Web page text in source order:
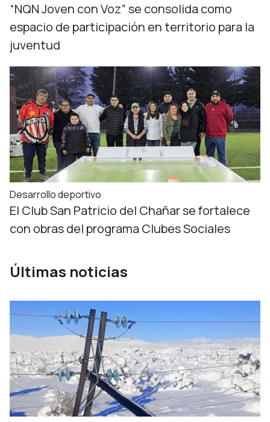
“NQN Joven con Voz” se consolida como
espacio de participación en territorio para la
juventud
Desarrollo deportivo
El Club San Patricio del Chañar se fortalece
con obras del programa Clubes Sociales
Últimas noticias